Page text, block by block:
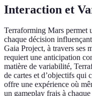
Interaction et
Terraforming Mars permet
chaque décision
Gaia Project, à travers ses
requiert une anticipation
matière de variabilité,
de cartes et d’objectifs qui
offre une expérience où
un gameplay frais à chaque